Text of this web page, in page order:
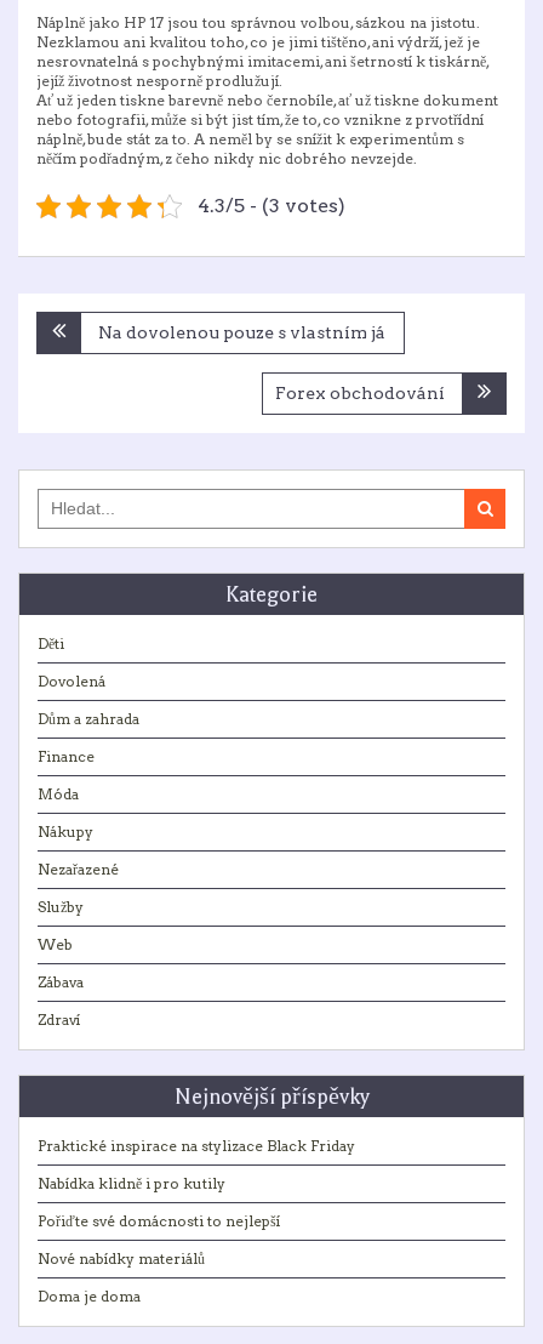
Náplně jako HP 17 jsou tou správnou volbou, sázkou na jistotu.
Nezklamou ani kvalitou toho, co je jimi tištěno, ani výdrží, jež je
nesrovnatelná s pochybnými imitacemi, ani šetrností k tiskárně,
jejíž životnost nesporně prodlužují.
Ať už jeden tiskne barevně nebo černobíle, ať už tiskne dokument
nebo fotografii, může si být jist tím, že to, co vznikne z prvotřídní
náplně, bude stát za to. A neměl by se snížit k experimentům s
něčím podřadným, z čeho nikdy nic dobrého nevzejde.
4.3/5 - (3 votes)
Navigace
pro
Na dovolenou pouze s vlastním já
Forex obchodování
for:
Kategorie
Děti
Dovolená
Dům a zahrada
Finance
Móda
Nákupy
Nezařazené
Služby
Web
Zábava
Zdraví
Nejnovější příspěvky
Praktické inspirace na stylizace Black Friday
Nabídka klidně i pro kutily
Pořiďte své domácnosti to nejlepší
Nové nabídky materiálů
Doma je doma